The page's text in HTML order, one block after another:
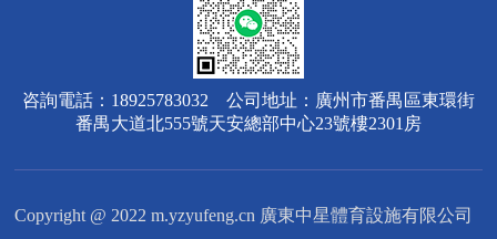
咨詢電話：18925783032 公司地址：廣州市番禺區東環街
番禺大道北555號天安總部中心23號樓2301房
Copyright @ 2022 m.yzyufeng.cn 廣東中星體育設施有限公司